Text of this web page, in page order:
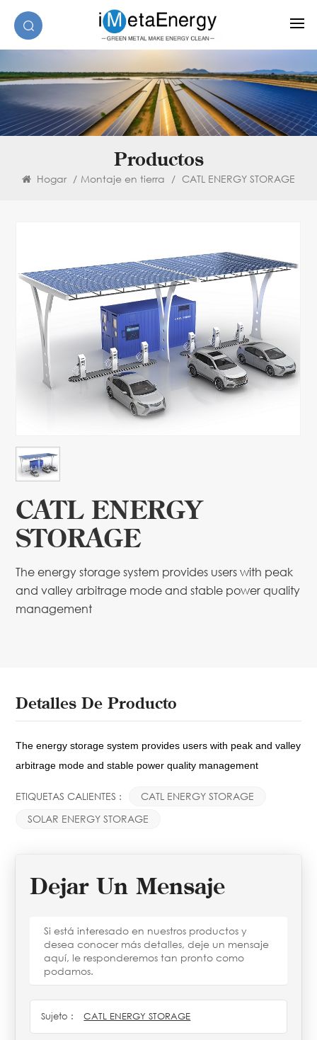
Productos
Hogar / Montaje en tierra / CATL ENERGY STORAGE
CATL ENERGY
STORAGE
The energy storage system provides users with peak
and valley arbitrage mode and stable power quality
management
Detalles De Producto
The energy storage system provides users with peakand valley
arbitrage modeand stable power quality management
ETIQUETAS CALIENTES :
CATL ENERGY STORAGE
SOLAR ENERGY STORAGE
Dejar Un Mensaje
Si está interesado en nuestros productos y
desea conocer más detalles, deje un mensaje
aquí, le responderemos tan pronto como
podamos.
Sujeto : CATL ENERGY STORAGE